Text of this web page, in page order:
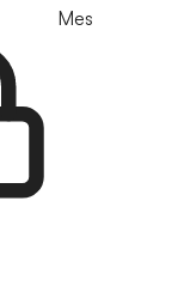
Mes